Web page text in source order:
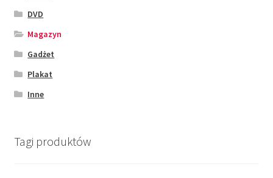
DVD
Magazyn
Gadżet
Plakat
Inne
Tagi produktów